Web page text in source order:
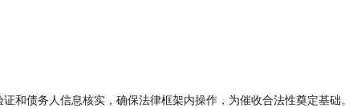
债务人信息核实，确保法律框架内操作，为催收合法性奠定基础。